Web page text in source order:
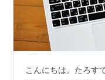
こんにちは。たろす